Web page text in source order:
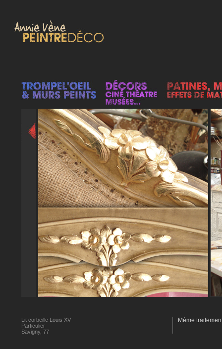
Lit corbeille Louis XV
Particulier
Savigny, 77
Mème